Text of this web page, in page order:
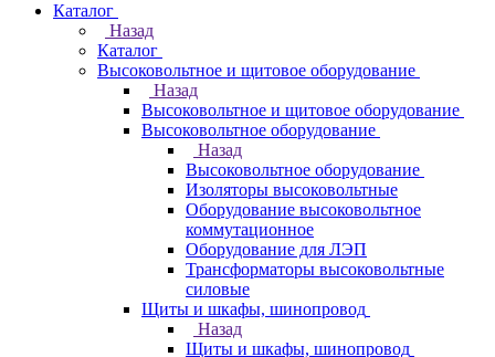
Каталог
Назад
Каталог
Высоковольтное и щитовое оборудование
Назад
Высоковольтное и щитовое оборудование
Высоковольтное оборудование
Назад
Высоковольтное оборудование
Изоляторы высоковольтные
Оборудование высоковольтное
коммутационное
Оборудование для ЛЭП
Трансформаторы высоковольтные
силовые
Щиты и шкафы, шинопровод
Назад
Щиты и шкафы, шинопровод